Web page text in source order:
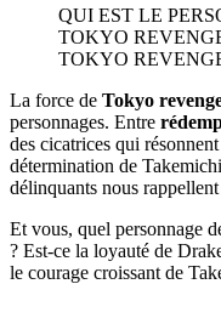
QUI EST LE
TOKYO
TOKYO
La force de Tokyo
personnages. Entre
des cicatrices qui
détermination de
délinquants nous
Et vous, quel personnage
? Est-ce la loyauté de
le courage croissant de